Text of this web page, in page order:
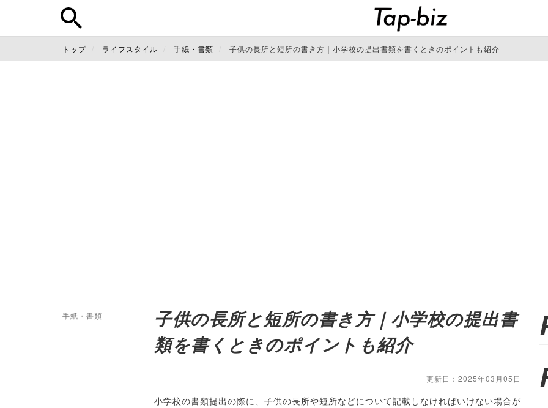
トップ ライフスタイル 手紙・書類 子供の長所と短所の書き方｜小学校の提出書類を書くときのポイントも紹介
手紙・書類
子供の長所と短所の書き方｜小学校の提出書
類を書くときのポイントも紹介
更新日：2025年03月05日
小学校の書類提出の際に、子供の長所や短所などについて記載しなければいけない場合が